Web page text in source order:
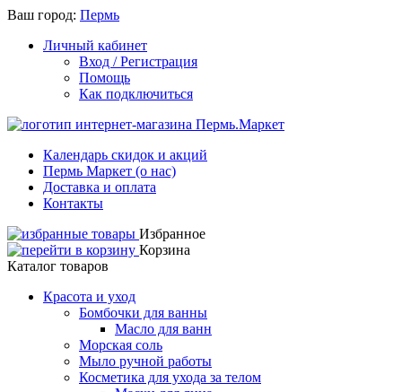
Ваш город: Пермь
Личный кабинет
Вход / Регистрация
Помощь
Как подключиться
Календарь скидок и акций
Пермь Маркет (о нас)
Доставка и оплата
Контакты
Избранное
Корзина
Каталог товаров
Красота и уход
Бомбочки для ванны
Масло для ванн
Морская соль
Мыло ручной работы
Косметика для ухода за телом